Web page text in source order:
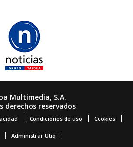
Multimedia, S.A.
derechos reservados
Condiciones de uso Cookies
Administrar Utiq